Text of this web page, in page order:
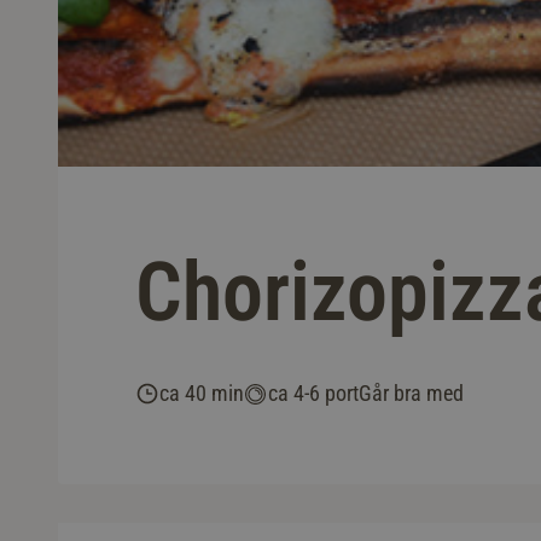
ca 40 min ca 4-6 portGår bra med